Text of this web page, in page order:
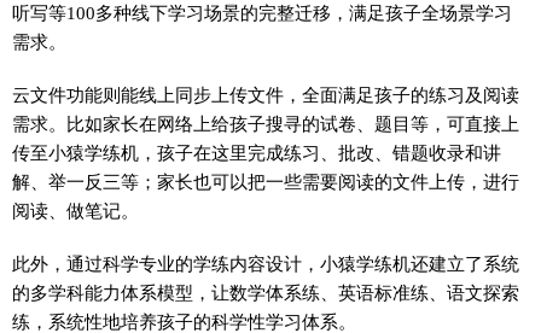
听写等100多种线下学习场景的完整迁移，满足孩子全场景学习
需求。
云文件功能则能线上同步上传文件，全面满足孩子的练习及阅读
需求。比如家长在网络上给孩子搜寻的试卷、题目等，可直接上
传至小猿学练机，孩子在这里完成练习、批改、错题收录和讲
解、举一反三等；家长也可以把一些需要阅读的文件上传，进行
阅读、做笔记。
此外，通过科学专业的学练内容设计，小猿学练机还建立了系统
的多学科能力体系模型，让数学体系练、英语标准练、语文探索
练，系统性地培养孩子的科学性学习体系。